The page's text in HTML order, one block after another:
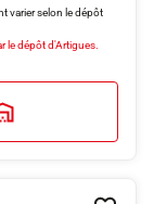
varier selon le dépôt
le dépôt d'Artigues.